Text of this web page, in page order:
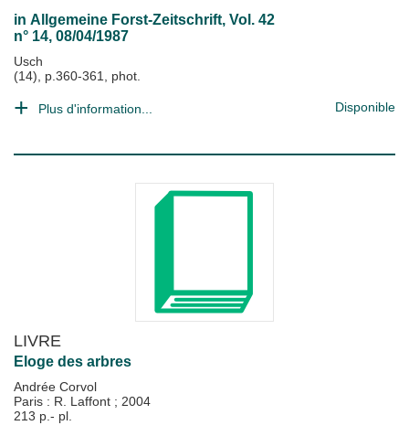
in Allgemeine Forst-Zeitschrift, Vol. 42
n° 14, 08/04/1987
Usch
(14), p.360-361, phot.
Plus d'information... Disponible
LIVRE
Eloge des arbres
Andrée Corvol
Paris : R. Laffont ; 2004
213 p.- pl.